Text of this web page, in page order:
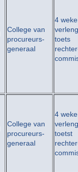
College van
procureurs-
generaal
4
toets
College van
procureurs-
generaal
4
toetst